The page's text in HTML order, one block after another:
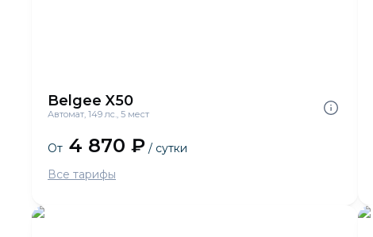
Belgee X50
Автомат, 149 лс., 5 мест
От 4 870 ₽ / сутки
Все тарифы